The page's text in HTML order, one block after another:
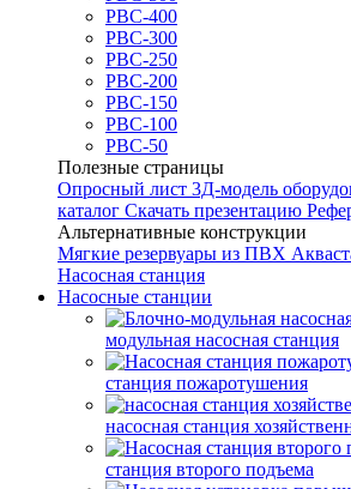
РВС-400
РВС-300
РВС-250
РВС-200
РВС-150
РВС-100
РВС-50
Полезные страницы
Опросный лист 3Д-модель
каталог Скачать презентацию
Альтернативные конструкции
Мягкие резервуары из ПВХ
Насосная станция
Насосные станции
модульная насосная станция
станция пожаротушения
насосная станция
станция второго подъема